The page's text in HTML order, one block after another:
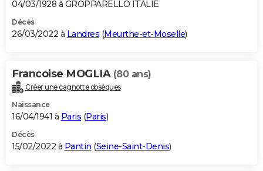
04/03/1928 à GROPPARELLO ITALIE
Décès
26/03/2022 à Landres (Meurthe-et-Moselle)
Francoise MOGLIA (80 ans)
Créer une cagnotte obsèques
Naissance
16/04/1941 à Paris (Paris)
Décès
15/02/2022 à Pantin (Seine-Saint-Denis)